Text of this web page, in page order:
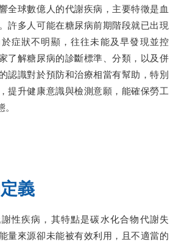
全球數億人的代謝疾病，主要特徵是血
許多人可能在糖尿病前期階段就已出現
症狀不明顯，往往未能及早發現並控
了解糖尿病的診斷標準、分類，以及併
認識對於預防和治療相當有幫助，特別
提升健康意識與檢測意願，能確保勞工
義
性疾病，其特點是碳水化合物代謝失
量來源卻未能被有效利用，且不適當的